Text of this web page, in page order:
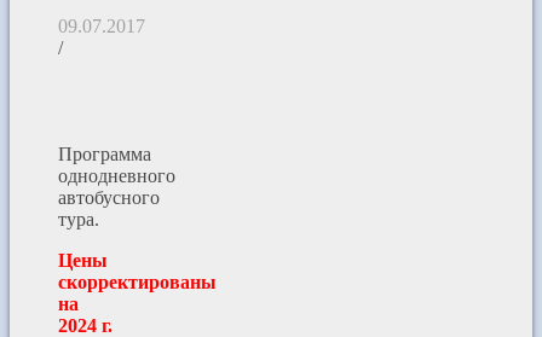
09.07.2017
/
Программа
однодневного
автобусного
тура.
Цены
скорректированы
на
2024 г.